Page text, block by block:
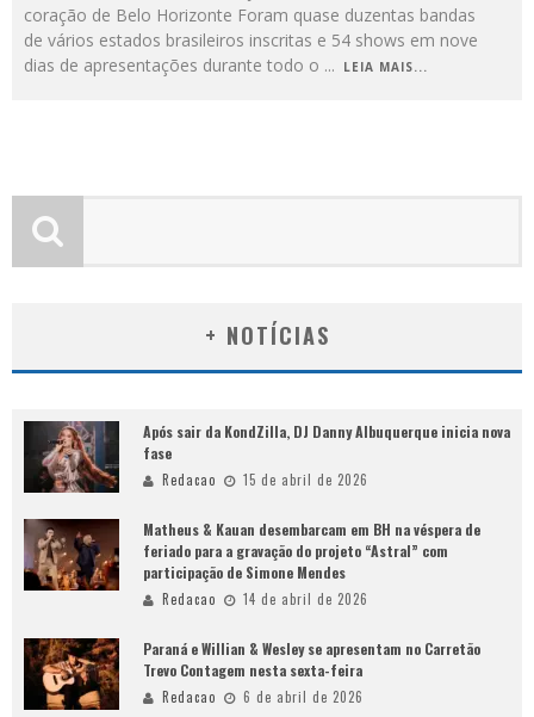
coração de Belo Horizonte Foram quase duzentas bandas
de vários estados brasileiros inscritas e 54 shows em nove
dias de apresentações durante todo o ... LEIA MAIS...
+ NOTÍCIAS
Após sair da KondZilla, DJ Danny Albuquerque inicia nova
fase
Redacao 15 de abril de 2026
Matheus & Kauan desembarcam em BH na véspera de
feriado para a gravação do projeto “Astral” com
participação de Simone Mendes
Redacao 14 de abril de 2026
Paraná e Willian & Wesley se apresentam no Carretão
Trevo Contagem nesta sexta-feira
Redacao 6 de abril de 2026